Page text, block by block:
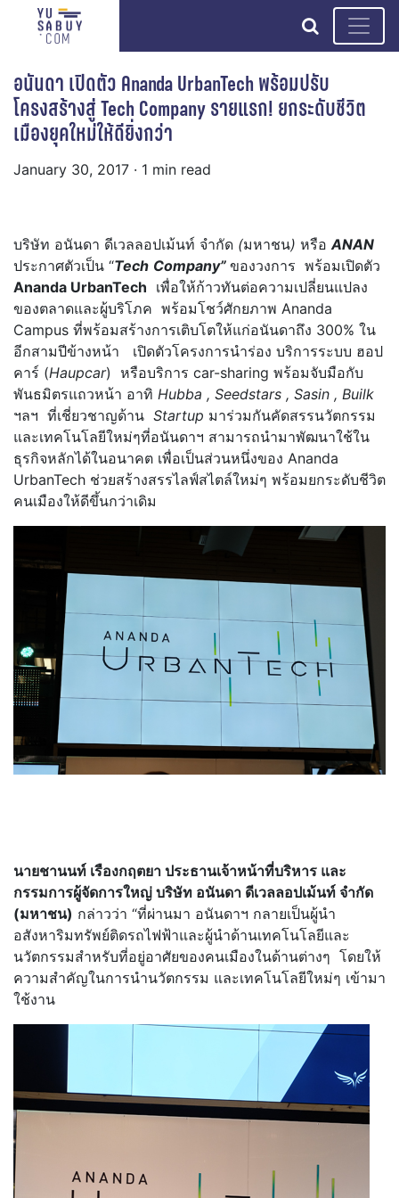
search
อนันดา เปิดตัว Ananda UrbanTech พร้อมปรับ
โครงสร้างสู่ Tech Company รายแรก! ยกระดับชีวิต
เมืองยุคใหม่ให้ดียิ่งกว่า
January 30, 2017 · 1 min read
บริษัท อนันดา ดีเวลลอปเม้นท์ จำกัด (มหาชน) หรือANAN
ประกาศตัวเป็น “Tech Company” ของวงการ พร้อมเปิดตัว
Ananda UrbanTech เพื่อให้ก้าวทันต่อความเปลี่ยนแปลง
ของตลาดและผู้บริโภค พร้อมโชว์ศักยภาพ Ananda
Campus ที่พร้อมสร้างการเติบโตให้แก่อนันดาถึง 300% ใน
อีกสามปีข้างหน้า เปิดตัวโครงการนำร่อง บริการระบบ ฮอป
คาร์ (Haupcar) หรือบริการ car-sharing พร้อมจับมือกับ
พันธมิตรแถวหน้า อาทิ Hubba , Seedstars , Sasin , Builk
ฯลฯ ที่เชี่ยวชาญด้าน Startup มาร่วมกันคัดสรรนวัตกรรม
และเทคโนโลยีใหม่ๆที่อนันดาฯ สามารถนำมาพัฒนาใช้ใน
ธุรกิจหลักได้ในอนาคต เพื่อเป็นส่วนหนึ่งของ Ananda
UrbanTech ช่วยสร้างสรรไลฟ์สไตล์ใหม่ๆ พร้อมยกระดับชีวิต
คนเมืองให้ดีขึ้นกว่าเดิม
นายชานนท์ เรืองกฤตยา ประธานเจ้าหน้าที่บริหาร และ
กรรมการผู้จัดการใหญ่ บริษัท อนันดา ดีเวลลอปเม้นท์ จำกัด
(มหาชน) กล่าวว่า “ที่ผ่านมา อนันดาฯ กลายเป็นผู้นำ
อสังหาริมทรัพย์ติดรถไฟฟ้าและผู้นำด้านเทคโนโลยีและ
นวัตกรรมสำหรับที่อยู่อาศัยของคนเมืองในด้านต่างๆ โดยให้
ความสำคัญในการนำนวัตกรรม และเทคโนโลยีใหม่ๆ เข้ามา
ใช้งาน